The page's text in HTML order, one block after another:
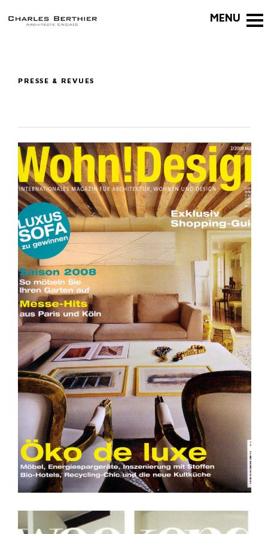
PRESSE & REVUES